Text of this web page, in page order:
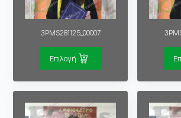
3PMS281125_00007
Επιλογή